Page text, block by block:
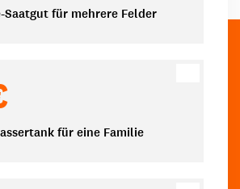
Saatgut für mehrere Felder
für eine Familie